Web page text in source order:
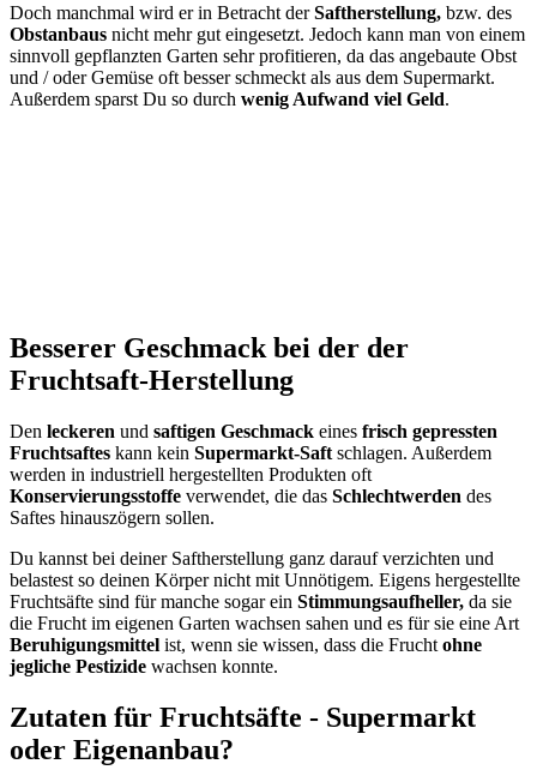
Doch manchmal wird er in Betracht derSaftherstellung, bzw. des
Obstanbaus nicht mehr gut eingesetzt. Jedoch kann man von einem
sinnvoll gepflanzten Garten sehr profitieren, da das angebaute Obst
und / oder Gemüse oft besser schmeckt als aus dem Supermarkt.
Außerdem sparst Du so durch wenig Aufwand viel Geld.
Besserer Geschmack bei der der
Fruchtsaft-Herstellung
Den leckeren und saftigen Geschmack eines frisch gepressten
Fruchtsaftes kann kein Supermarkt-Saft schlagen. Außerdem
werden in industriell hergestellten Produkten oft
Konservierungsstoffe verwendet, die das Schlechtwerden des
Saftes hinauszögern sollen.
Du kannst bei deiner Saftherstellung ganz darauf verzichten und
belastest so deinen Körper nicht mit Unnötigem. Eigens hergestellte
Fruchtsäfte sind für manche sogar ein Stimmungsaufheller, da sie
die Frucht im eigenen Garten wachsen sahen und es für sie eine Art
Beruhigungsmittel ist, wenn sie wissen, dass die Frucht ohne
jegliche Pestizide wachsen konnte.
Zutaten für Fruchtsäfte - Supermarkt
oder Eigenanbau?